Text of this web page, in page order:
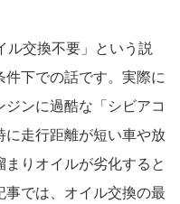
ル交換不要」という説
下での話です。実際に
ンに過酷な「シビアコ
に走行距離が短い車や放
りオイルが劣化すると
事では、オイル交換の最